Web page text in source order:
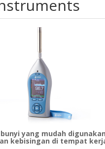
yang mudah
kebisingan di tempat